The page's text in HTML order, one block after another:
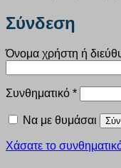
Σύνδεση
Όνομα χρήστη ή
Συνθηματικό *Απαιτείται
Να με θυμάσαι
Χάσατε το